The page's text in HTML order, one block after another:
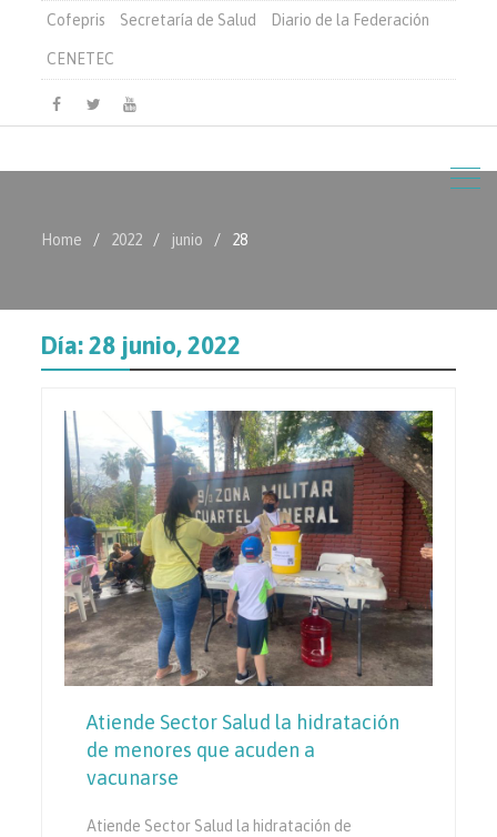
Cofepris Secretaría de Salud Diario de la Federación
CENETEC
Facebook
TwitterYoutube
Home 2022 junio 28
Día:28 junio, 2022
Atiende Sector Salud la hidratación
de menores que acuden a
vacunarse
Atiende Sector Salud la hidratación de